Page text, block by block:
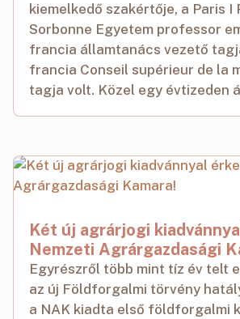
kiemelkedő szakértője, a Paris I
Sorbonne Egyetem professor
francia államtanács vezető
francia Conseil supérieur de la
tagja volt. Közel egy évtizeden
Két új agrárjogi
Nemzeti Agrárgazdasági
Egyrészről több mint tíz év telt
az új Földforgalmi törvény
a NAK kiadta első földforgalmi